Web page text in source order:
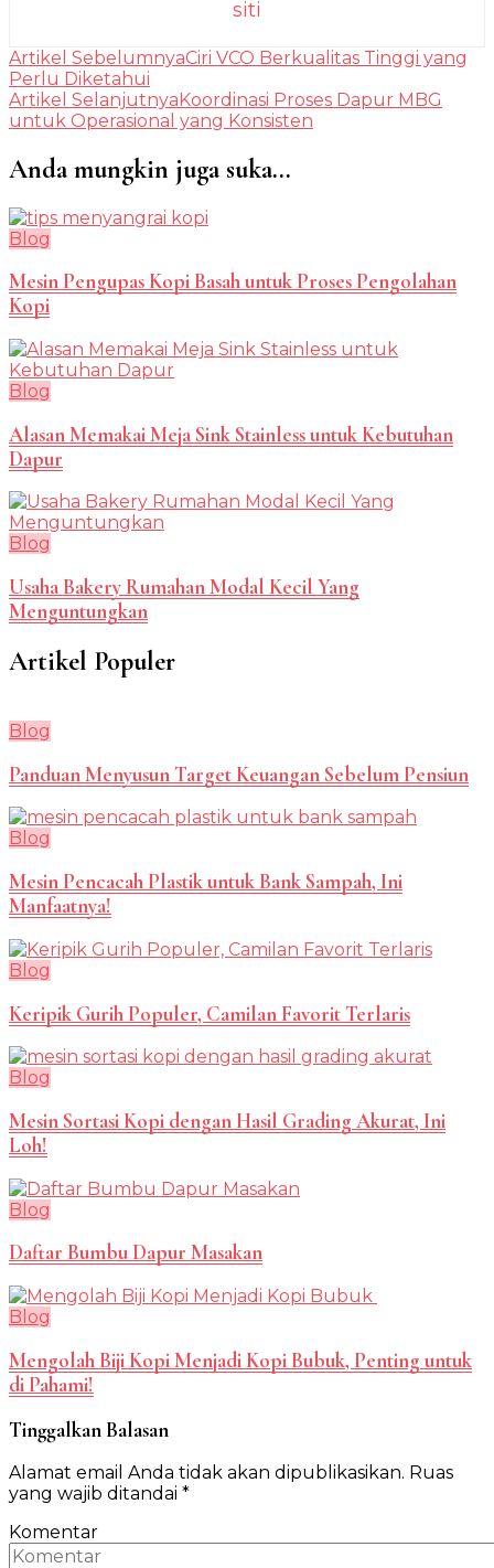
siti
Navigasi
Artikel
Artikel SebelumnyaCiri VCO Berkualitas Tinggi yang
Perlu Diketahui
Artikel SelanjutnyaKoordinasi Proses Dapur MBG
untuk Operasional yang Konsisten
Anda mungkin juga suka...
Blog
Mesin Pengupas Kopi Basah untuk Proses Pengolahan
Kopi
Blog
Alasan Memakai Meja Sink Stainless untuk Kebutuhan
Dapur
Blog
Usaha Bakery Rumahan Modal Kecil Yang
Menguntungkan
Artikel Populer
Blog
Panduan Menyusun Target Keuangan Sebelum Pensiun
Blog
Mesin Pencacah Plastik untuk Bank Sampah, Ini
Manfaatnya!
Blog
Keripik Gurih Populer, Camilan Favorit Terlaris
Blog
Mesin Sortasi Kopi dengan Hasil Grading Akurat, Ini
Loh!
Blog
Daftar Bumbu Dapur Masakan
Blog
Mengolah Biji Kopi Menjadi Kopi Bubuk, Penting untuk
di Pahami!
Tinggalkan Balasan
Alamat email Anda tidak akan dipublikasikan. Ruas
yang wajib ditandai *
Komentar